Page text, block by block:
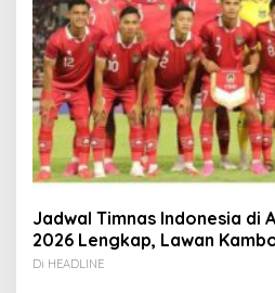
Jadwal Timnas Indonesia di
2026 Lengkap, Lawan
Di HEADLINE